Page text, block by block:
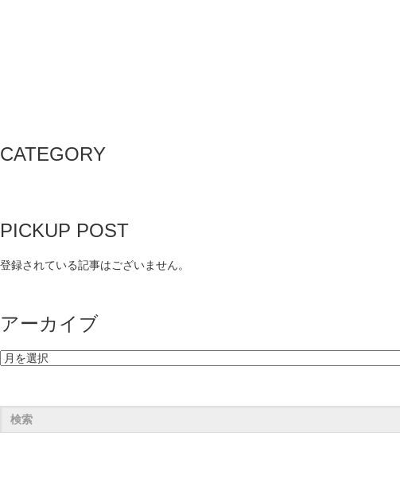
CATEGORY
PICKUP POST
登録されている記事はございません。
アーカイブ
ア
イ